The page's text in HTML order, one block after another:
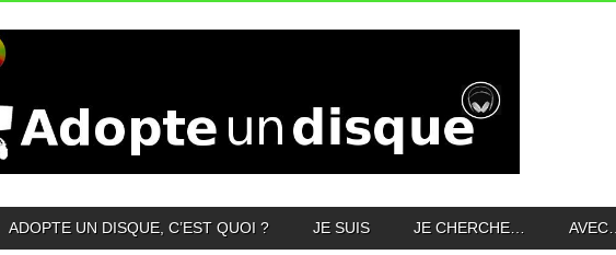
ADOPTE UN DISQUE, C’EST QUOI ? JE SUIS JE CHERCHE… AVEC…